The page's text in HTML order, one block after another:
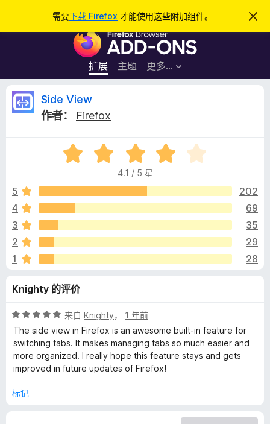
需要下载 Firefox 才能使用这些附加组件。
忽
此
F
r
e
览
器
附
加
件
扩展 主题 更多…
登录
S
e
V
i
e
w
的
评
Side View
作者：
Firefox
评
分
.
/
4.1 / 5 星
5
202
4
69
3
35
2
29
1
28
Knighty 的评价
评
分
5
/
5
来自 Knighty， 1 年前
The side view in Firefox is an awesome built-in feature for
switching tabs. It makes managing tabs so much easier and
more organized. I really hope this feature stays and gets
improved in future updates of Firefox!
标记